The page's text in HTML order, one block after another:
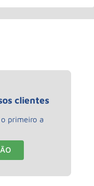
clientes
primeiro a